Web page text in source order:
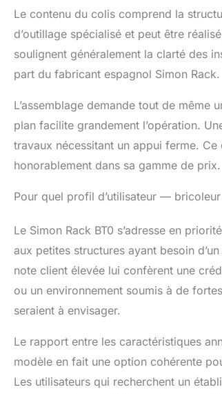
Le contenu du colis comprend la
d’outillage spécialisé et peut être
soulignent généralement la clarté des
part du fabricant espagnol Simon Rack.
L’assemblage demande tout de même
plan facilite grandement l’opération.
travaux nécessitant un appui ferme. Ce
honorablement dans sa gamme de prix.
Pour quel profil d’utilisateur —
Le Simon Rack BT0 s’adresse en
aux petites structures ayant besoin
note client élevée lui confèrent une
ou un environnement soumis à de
seraient à envisager.
Le rapport entre les caractéristiques
modèle en fait une option cohérente
Les utilisateurs qui recherchent un